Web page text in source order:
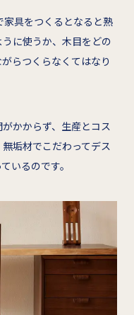
家具をつくるとなると熟
に使うか、木目をどの
らつくらなくてはなり
かからず、生産とコス
垢材でこだわってデス
いるのです。